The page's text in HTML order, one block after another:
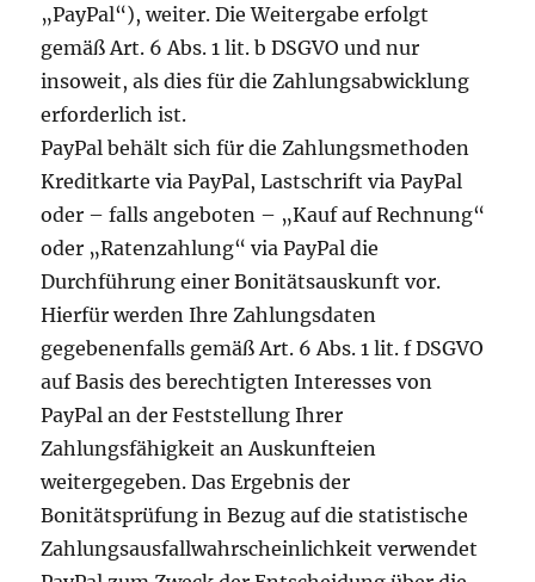
„PayPal“), weiter. Die Weitergabe erfolgt
gemäß Art. 6 Abs. 1 lit. b DSGVO und nur
insoweit, als dies für die Zahlungsabwicklung
erforderlich ist.
PayPal behält sich für die Zahlungsmethoden
Kreditkarte via PayPal, Lastschrift via PayPal
oder – falls angeboten – „Kauf auf Rechnung“
oder „Ratenzahlung“ via PayPal die
Durchführung einer Bonitätsauskunft vor.
Hierfür werden Ihre Zahlungsdaten
gegebenenfalls gemäß Art. 6 Abs. 1 lit. f DSGVO
auf Basis des berechtigten Interesses von
PayPal an der Feststellung Ihrer
Zahlungsfähigkeit an Auskunfteien
weitergegeben. Das Ergebnis der
Bonitätsprüfung in Bezug auf die statistische
Zahlungsausfallwahrscheinlichkeit verwendet